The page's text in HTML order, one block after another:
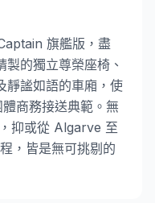
旗艦版，盡
的獨立尊榮座椅、
靜謐如語的車廂，使
商務接送典範。無
抑或從 Algarve 至
，皆是無可挑剔的